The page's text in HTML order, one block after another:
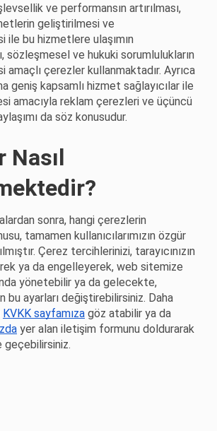
ve performansın artırılması,
geliştirilmesi ve
ile bu hizmetlere ulaşımın
sözleşmesel ve hukuki sorumlulukların
amaçlı çerezler kullanmaktadır. Ayrıca
geniş kapsamlı hizmet sağlayıcılar ile
amacıyla reklam çerezleri ve üçüncü
da söz konusudur.
Nasıl
sonra, hangi çerezlerin
tamamen kullanıcılarımızın özgür
Çerez tercihlerinizi, tarayıcınızın
ya da engelleyerek, web sitemize
yönetebilir ya da gelecekte,
bu ayarları değiştirebilirsiniz. Daha
KVKK sayfamıza göz atabilir ya da
yer alan iletişim formunu doldurarak
geçebilirsiniz.